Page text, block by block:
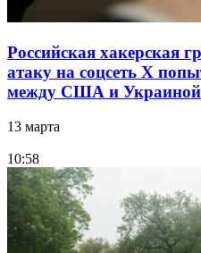
Российская хакерская
атаку на соцсеть Х
между США и Украиной
13 марта
10:58